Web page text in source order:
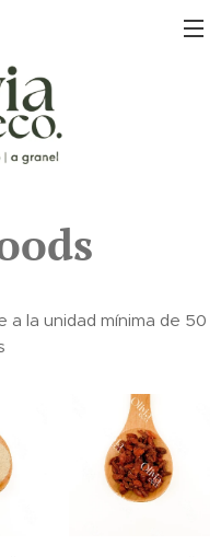
a la unidad mínima de 50